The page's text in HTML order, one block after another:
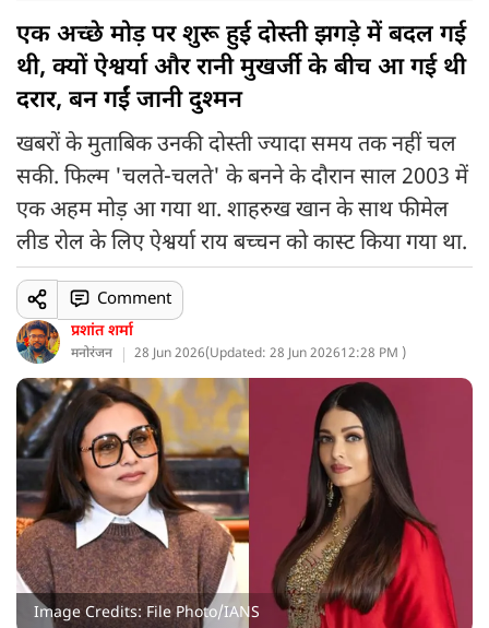
एक अच्छे मोड़ पर शुरू हुई दोस्ती झगड़े में बदल गई
थी, क्यों ऐश्वर्या और रानी मुखर्जी के बीच आ गई थी
दरार, बन गईं जानी दुश्मन
खबरों के मुताबिक उनकी दोस्ती ज्यादा समय तक नहीं चल
सकी. फिल्म 'चलते-चलते' के बनने के दौरान साल 2003 में
एक अहम मोड़ आ गया था. शाहरुख खान के साथ फीमेल
लीड रोल के लिए ऐश्वर्या राय बच्चन को कास्ट किया गया था.
प्रशांत शर्मा
मनोरंजन 28 Jun 2026(Updated: 28 Jun 202612:28 PM )
Comment
Image Credits: File Photo/IANS